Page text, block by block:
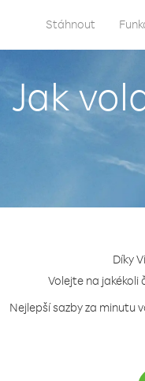
Stáhnout
Jak
Díky
Volejte na jakékoli
Nejlepší sazby za minutu